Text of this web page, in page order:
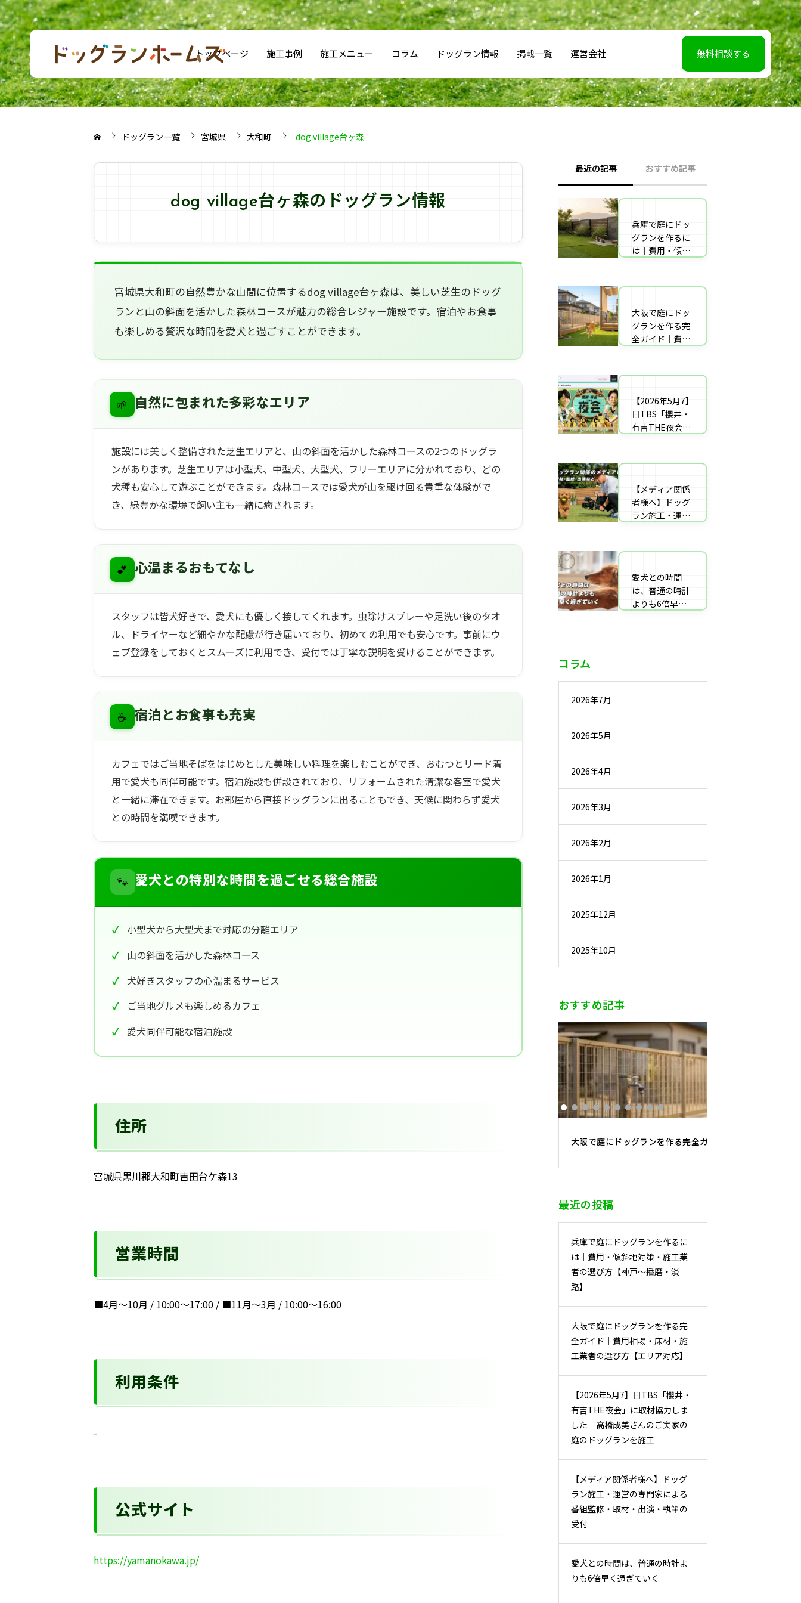
トップページ 施工事例 施工メニュー コラム ドッグラン情報 掲載一覧 運営会社 無料相談する
ドッグラン一覧 宮城県 大和町 dog village台ヶ森
dog village台ヶ森のドッグラン情報
宮城県大和町の自然豊かな山間に位置するdog village台ヶ森は、美しい芝生のドッグ
ランと山の斜面を活かした森林コースが魅力の総合レジャー施設です。宿泊やお食事
も楽しめる贅沢な時間を愛犬と過ごすことができます。
🌱 自然に包まれた多彩なエリア
施設には美しく整備された芝生エリアと、山の斜面を活かした森林コースの2つのドッグラ
ンがあります。芝生エリアは小型犬、中型犬、大型犬、フリーエリアに分かれており、どの
犬種も安心して遊ぶことができます。森林コースでは愛犬が山を駆け回る貴重な体験がで
き、緑豊かな環境で飼い主も一緒に癒されます。
💕 心温まるおもてなし
スタッフは皆犬好きで、愛犬にも優しく接してくれます。虫除けスプレーや足洗い後のタオ
ル、ドライヤーなど細やかな配慮が行き届いており、初めての利用でも安心です。事前にウ
ェブ登録をしておくとスムーズに利用でき、受付では丁寧な説明を受けることができます。
☕ 宿泊とお食事も充実
カフェではご当地そばをはじめとした美味しい料理を楽しむことができ、おむつとリード着
用で愛犬も同伴可能です。宿泊施設も併設されており、リフォームされた清潔な客室で愛犬
と一緒に滞在できます。お部屋から直接ドッグランに出ることもでき、天候に関わらず愛犬
との時間を満喫できます。
🐾 愛犬との特別な時間を過ごせる総合施設
小型犬から大型犬まで対応の分離エリア
山の斜面を活かした森林コース
犬好きスタッフの心温まるサービス
ご当地グルメも楽しめるカフェ
愛犬同伴可能な宿泊施設
住所
宮城県黒川郡大和町吉田台ケ森13
営業時間
■4月～10月 / 10:00～17:00 / ■11月～3月 / 10:00～16:00
利用条件
-
公式サイト
https://yamanokawa.jp/
最近の記事 おすすめ記事
兵庫で庭にドッ
グランを作るに
は｜費用・傾斜
戸〜播磨・淡
大阪で庭にドッ
グランを作る完
全ガイド｜費用
【エリア対応】
【2026年5月7】
日TBS「櫻井・
有吉THE夜会」
さんのご実家の
を施工
【メディア関係
者様へ】ドッグ
ラン施工・運営
材・出演・執筆
愛犬との時間
は、普通の時計
よりも6倍早く
【2026年5月7】
日TBS「櫻井・
有吉THE夜会」
さんのご実家の
を施工
庭にドッグラン
をDIY！初心者
でもプロ級に仕
アル
自宅の庭にドッ
グラン計画の完
全ガイド：DIY
デメリット）を
コラム
2026年7月
2026年5月
2026年4月
2026年3月
2026年2月
2026年1月
2025年12月
2025年10月
おすすめ記事
大阪で庭にドッグランを作る完全ガイド｜費用相場・床材
最近の投稿
兵庫で庭にドッグランを作るに
は｜費用・傾斜地対策・施工業
者の選び方【神戸〜播磨・淡
路】
大阪で庭にドッグランを作る完
全ガイド｜費用相場・床材・施
工業者の選び方【エリア対応】
【2026年5月7】日TBS「櫻井・
有吉THE夜会」に取材協力しま
した｜高橋成美さんのご実家の
庭のドッグランを施工
【メディア関係者様へ】ドッグ
ラン施工・運営の専門家による
番組監修・取材・出演・執筆の
受付
愛犬との時間は、普通の時計よ
りも6倍早く過ぎていく